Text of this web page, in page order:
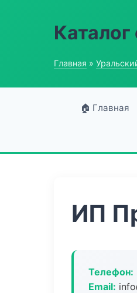
Главная »
🏠 Главная
ИП
Телефон:
Email: